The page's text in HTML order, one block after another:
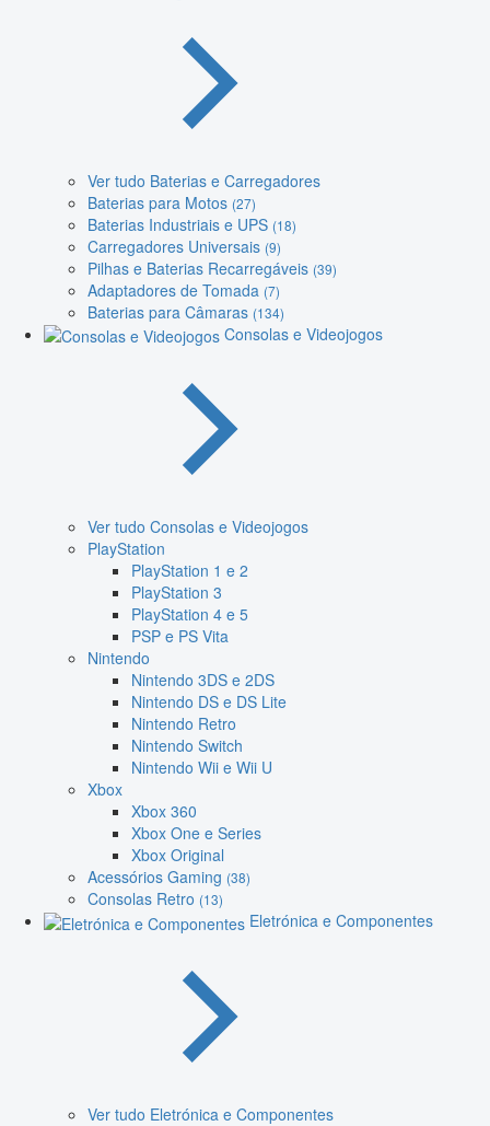
Ver tudo Baterias e Carregadores
Baterias para Motos (27)
Baterias Industriais e UPS (18)
Carregadores Universais (9)
Pilhas e Baterias Recarregáveis (39)
Adaptadores de Tomada (7)
Baterias para Câmaras (134)
Consolas e Videojogos
Ver tudo Consolas e Videojogos
PlayStation
PlayStation 1 e 2
PlayStation 3
PlayStation 4 e 5
PSP e PS Vita
Nintendo
Nintendo 3DS e 2DS
Nintendo DS e DS Lite
Nintendo Retro
Nintendo Switch
Nintendo Wii e Wii U
Xbox
Xbox 360
Xbox One e Series
Xbox Original
Acessórios Gaming (38)
Consolas Retro (13)
Eletrónica e Componentes
Ver tudo Eletrónica e Componentes